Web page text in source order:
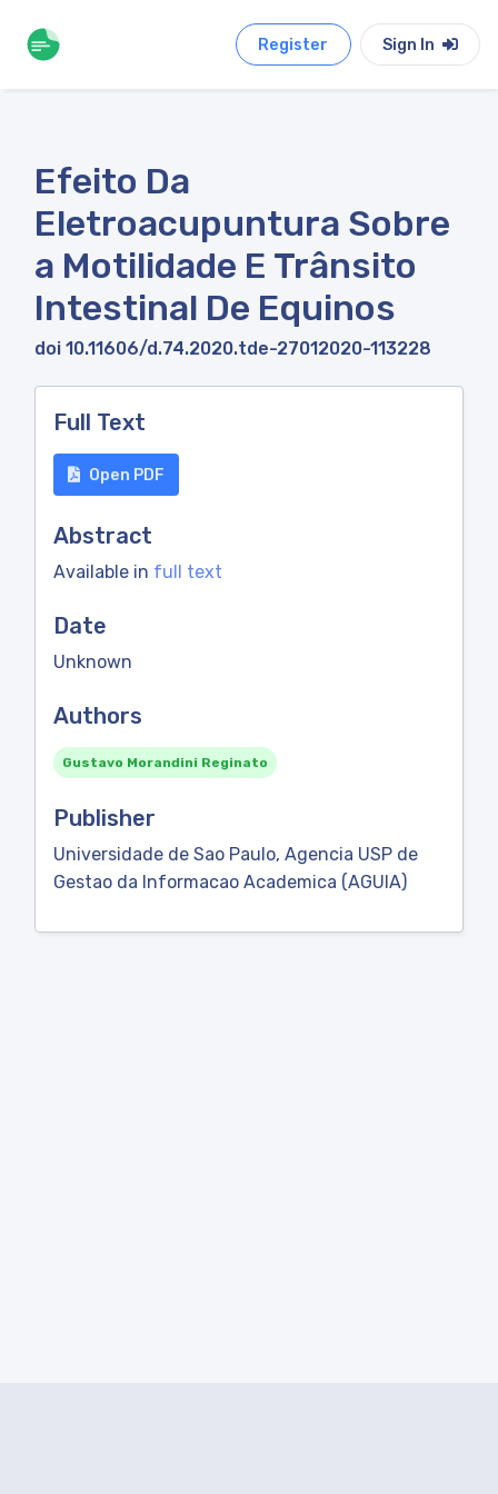
Register Sign In
Efeito Da
Eletroacupuntura Sobre
a Motilidade E Trânsito
Intestinal De Equinos
doi 10.11606/d.74.2020.tde-27012020-113228
Full Text
Open PDF
Abstract
Available in full text
Date
Unknown
Authors
Gustavo Morandini Reginato
Publisher
Universidade de Sao Paulo, Agencia USP de
Gestao da Informacao Academica (AGUIA)